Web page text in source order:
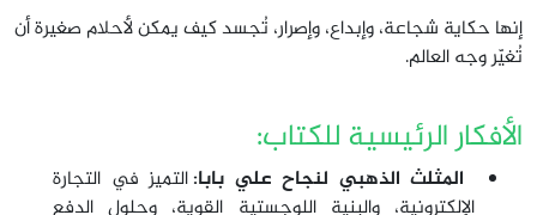
إنها حكاية شجاعة، وإبداع، وإصرار، تُجسد كيف يمكن لأحلام صغيرة أن
تُغيّر وجه العالم.
الأفكار الرئيسية للكتاب:
المثلث الذهبي لنجاح علي بابا:التميز في التجارة